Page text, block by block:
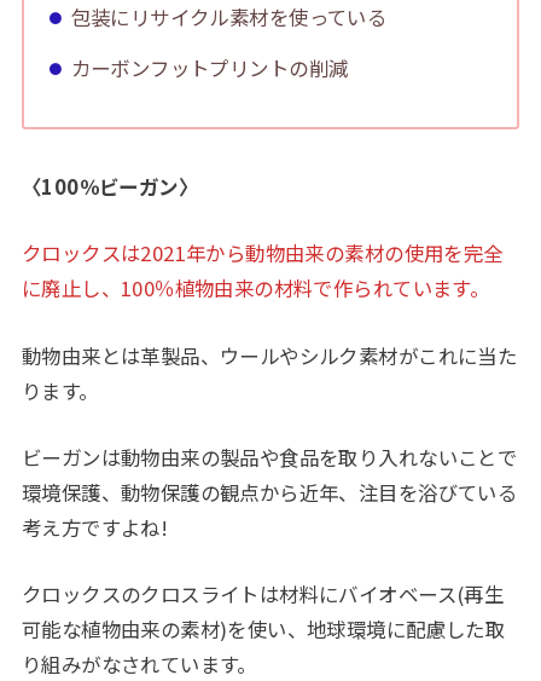
包装にリサイクル素材を使っている
カーボンフットプリントの削減
〈100％ビーガン〉
クロックスは2021年から動物由来の素材の使用を完全
に廃止し、100％植物由来の材料で作られています。
動物由来とは革製品、ウールやシルク素材がこれに当た
ります。
ビーガンは動物由来の製品や食品を取り入れないことで
環境保護、動物保護の観点から近年、注目を浴びている
考え方ですよね!
クロックスのクロスライトは材料にバイオベース(再生
可能な植物由来の素材)を使い、地球環境に配慮した取
り組みがなされています。